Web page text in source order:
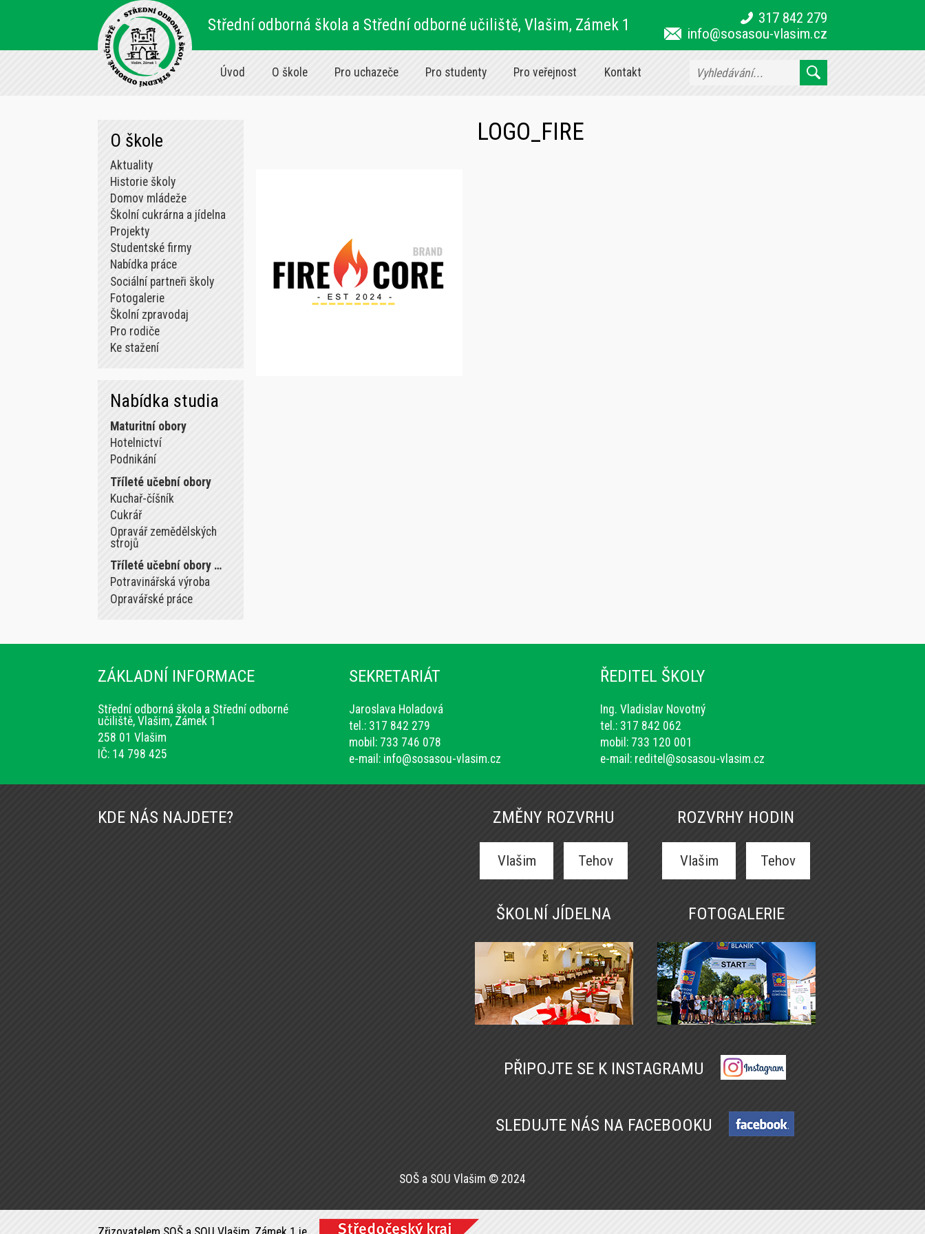
Střední odborná škola a Střední odborné učiliště, Vlašim, Zámek 1
317 842 279
info@sosasou-vlasim.cz
Úvod O škole Pro uchazeče Pro studenty Pro veřejnost Kontakt
O škole
Aktuality
Historie školy
Domov mládeže
Školní cukrárna a jídelna
Projekty
Studentské firmy
Nabídka práce
Sociální partneři školy
Fotogalerie
Školní zpravodaj
Pro rodiče
Ke stažení
Nabídka studia
Maturitní obory
Hotelnictví
Podnikání
Tříleté učební obory
Kuchař-číšník
Cukrář
Opravář zemědělských
strojů
Tříleté učební obory …
Potravinářská výroba
Opravářské práce
LOGO_FIRE
ZÁKLADNÍ INFORMACE
Střední odborná škola a Střední odborné
učiliště, Vlašim, Zámek 1
258 01 Vlašim
IČ: 14 798 425
SEKRETARIÁT
Jaroslava Holadová
tel.: 317 842 279
mobil: 733 746 078
e-mail: info@sosasou-vlasim.cz
ŘEDITEL ŠKOLY
Ing. Vladislav Novotný
tel.: 317 842 062
mobil: 733 120 001
e-mail: reditel@sosasou-vlasim.cz
KDE NÁS NAJDETE? ZMĚNY ROZVRHU
Vlašim Tehov
ROZVRHY HODIN
Vlašim Tehov
ŠKOLNÍ JÍDELNA FOTOGALERIE
PŘIPOJTE SE K INSTAGRAMU
SLEDUJTE NÁS NA FACEBOOKU
SOŠ a SOU Vlašim © 2024